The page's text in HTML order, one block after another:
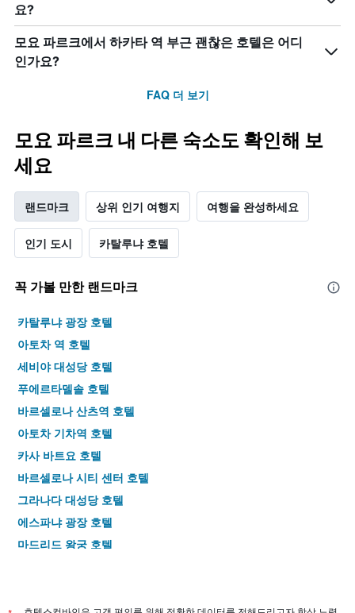
요?
모요 파르크에서 하카타 역 부근 괜찮은 호텔은 어디
인가요?
FAQ 더 보기
모요 파르크 내 다른 숙소도 확인해 보
세요
랜드마크 상위 인기 여행지 여행을 완성하세요
인기 도시 카탈루냐 호텔
꼭 가볼 만한 랜드마크
카탈루냐 광장 호텔
아토차 역 호텔
세비야 대성당 호텔
푸에르타델솔 호텔
바르셀로나 산츠역 호텔
아토차 기차역 호텔
카사 바트요 호텔
바르셀로나 시티 센터 호텔
그라나다 대성당 호텔
에스파냐 광장 호텔
마드리드 왕궁 호텔